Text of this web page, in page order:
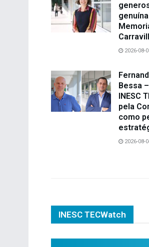
2026-08-
Bessa
INESC
pela
como
2026-08-
INESC TECWatch